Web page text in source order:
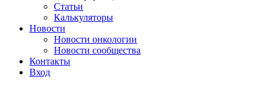
Статьи
Калькуляторы
Новости
Новости онкологии
Новости сообщества
Контакты
Вход